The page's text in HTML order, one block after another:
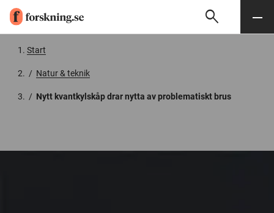
Söksearch Meny
Start
/ Natur & teknik
/ Nytt kvantkylskåp drar nytta av problematiskt brus